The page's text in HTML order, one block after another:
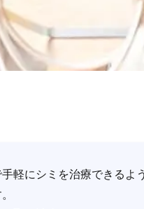
手軽にシミを治療できるよ